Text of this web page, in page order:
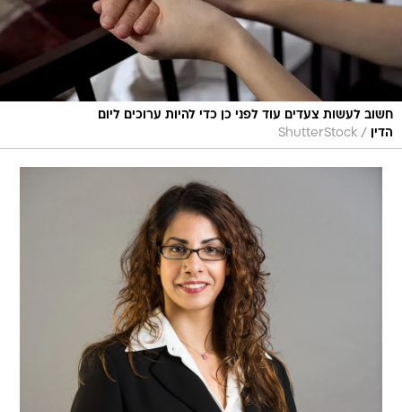
חשוב לעשות צעדים עוד לפני כן כדי להיות ערוכים ליום
הדין
/
ShutterStock